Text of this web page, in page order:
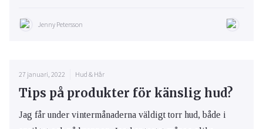
Jenny Petersson
27 januari, 2022 Hud & Hår
Tips på produkter för känslig hud?
Jag får under vintermånaderna väldigt torr hud, både i